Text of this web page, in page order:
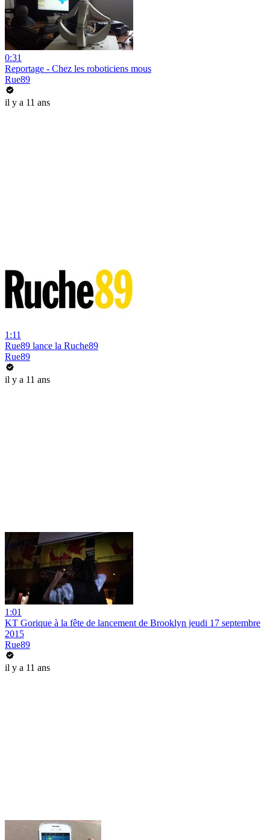
0:31
Reportage - Chez les roboticiens mous
Rue89
il y a 11 ans
1:11
Rue89 lance la Ruche89
Rue89
il y a 11 ans
1:01
KT Gorique à la fête de lancement de Brooklyn jeudi 17 septembre
2015
Rue89
il y a 11 ans